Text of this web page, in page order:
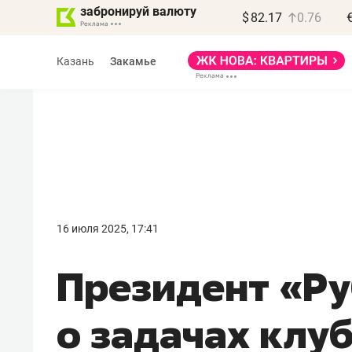
забронируй валюту $ 82.17 0.76
Казань Закамье
16 июля 2025, 17:41
Президент
о задачах